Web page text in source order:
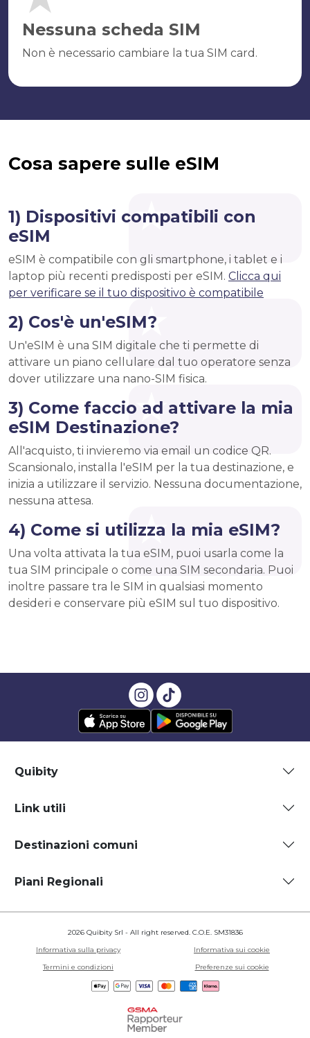
Nessuna scheda SIM
Non è necessario cambiare la tua SIM card.
Cosa sapere sulle eSIM
1) Dispositivi compatibili con
eSIM
eSIM è compatibile con gli smartphone, i tablet e i
laptop più recenti predisposti per eSIM. Clicca qui
per verificare se il tuo dispositivo è compatibile
2) Cos'è un'eSIM?
Un'eSIM è una SIM digitale che ti permette di
attivare un piano cellulare dal tuo operatore senza
dover utilizzare una nano-SIM fisica.
3) Come faccio ad attivare la mia
eSIM Destinazione?
All'acquisto, ti invieremo via email un codice QR.
Scansionalo, installa l'eSIM per la tua destinazione, e
inizia a utilizzare il servizio. Nessuna documentazione,
nessuna attesa.
4) Come si utilizza la mia eSIM?
Una volta attivata la tua eSIM, puoi usarla come la
tua SIM principale o come una SIM secondaria. Puoi
inoltre passare tra le SIM in qualsiasi momento
desideri e conservare più eSIM sul tuo dispositivo.
Quibity
Link utili
Destinazioni comuni
Piani Regionali
2026 Quibity Srl - All right reserved. C.O.E. SM31836
Informativa sulla privacy
Informativa sui cookie
Termini e condizioni
Preferenze sui cookie